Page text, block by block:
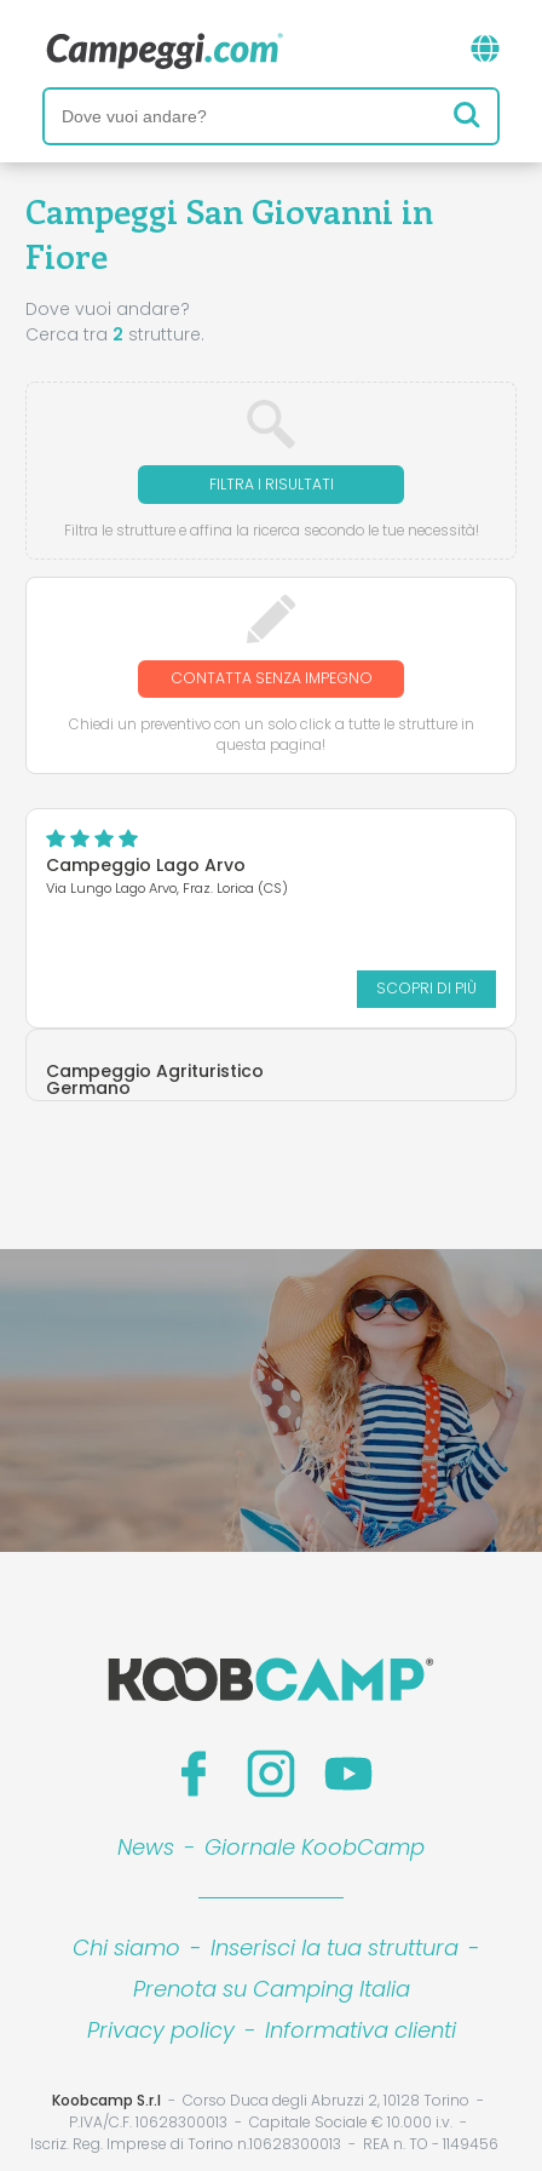
Campeggi San Giovanni in
Fiore
Dove vuoi andare?
Cerca tra 2 strutture.
FILTRA I RISULTATI
Filtra le strutture e affina la ricerca secondo le tue necessità!
CONTATTA SENZA IMPEGNO
Chiedi un preventivo con un solo click a tutte le strutture in
questa pagina!
Campeggio Lago Arvo
Via Lungo Lago Arvo, Fraz. Lorica (CS)
SCOPRI DI PIÙ
Campeggio Agrituristico
Germano
News - Giornale KoobCamp
Chi siamo - Inserisci la tua struttura -
Prenota su Camping Italia
Privacy policy - Informativa clienti
Koobcamp S.r.l
Corso Duca degli Abruzzi 2, 10128 Torino
P.IVA/C.F. 10628300013
Capitale Sociale € 10.000 i.v.
Iscriz. Reg. Imprese di Torino n.10628300013
REA n. TO - 1149456